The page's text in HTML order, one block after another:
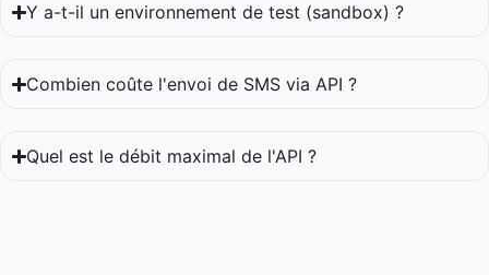
Y a-t-il un environnement de test (sandbox) ?
Combien coûte l'envoi de SMS via API ?
Quel est le débit maximal de l'API ?